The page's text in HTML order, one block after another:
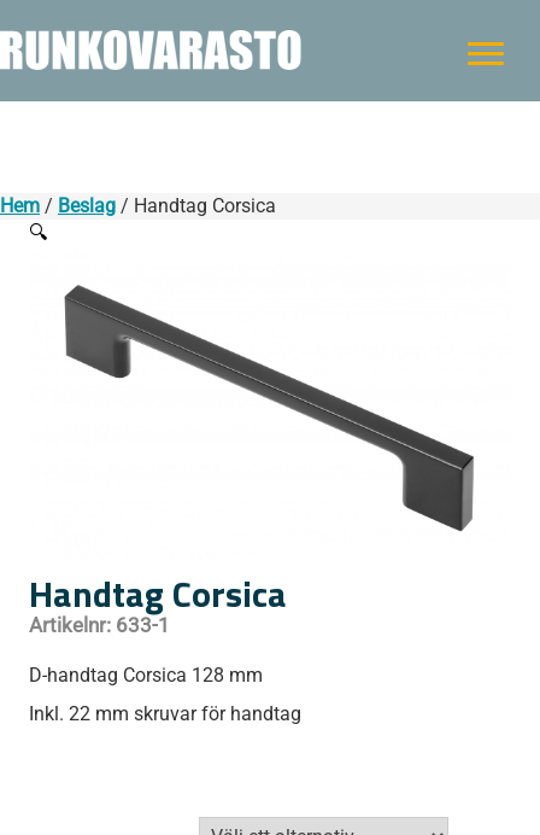
Hem / Beslag / Handtag Corsica
🔍
Handtag Corsica
Artikelnr: 633-1
D-handtag Corsica 128 mm
Inkl. 22 mm skruvar för handtag